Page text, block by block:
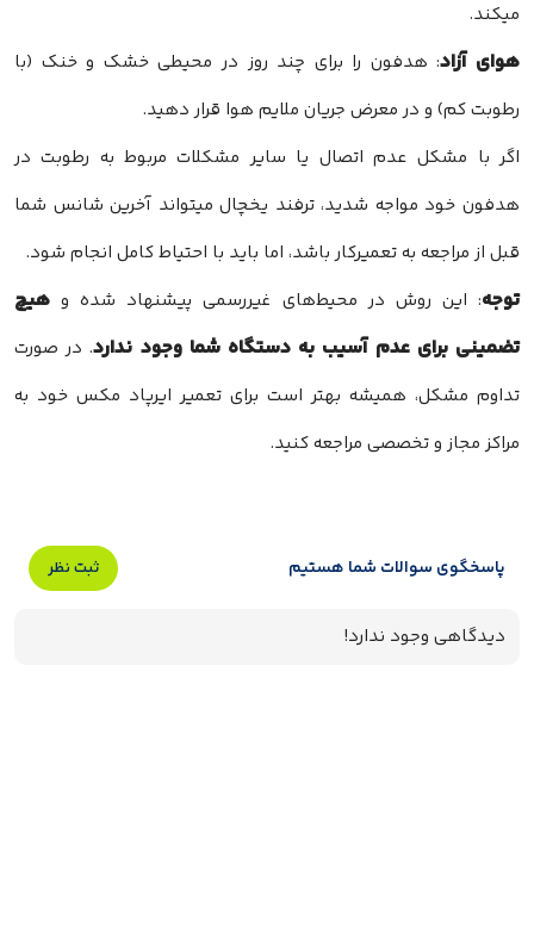
میکند.
هوای آزاد: هدفون را برای چند روز در محیطی خشک و خنک (با
رطوبت کم) و در معرض جریان ملایم هوا قرار دهید.
اگر با مشکل عدم اتصال یا سایر مشکلات مربوط به رطوبت در
هدفون خود مواجه شدید، ترفند یخچال میتواند آخرین شانس شما
قبل از مراجعه به تعمیرکار باشد، اما باید با احتیاط کامل انجام شود.
توجه: این روش در محیط‌های غیررسمی پیشنهاد شده و هیچ
تضمینی برای عدم آسیب به دستگاه شما وجود ندارد. در صورت
تداوم مشکل، همیشه بهتر است برای تعمیر ایرپاد مکس خود به
مراکز مجاز و تخصصی مراجعه کنید.
پاسخگوی سوالات شما هستیم ثبت نظر
دیدگاهی وجود ندارد!